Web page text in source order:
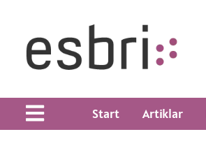
Start Artiklar